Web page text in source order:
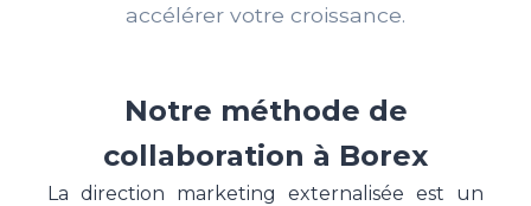
accélérer votre croissance.
Notre méthode de
collaboration à Borex
La direction marketing externalisée est un